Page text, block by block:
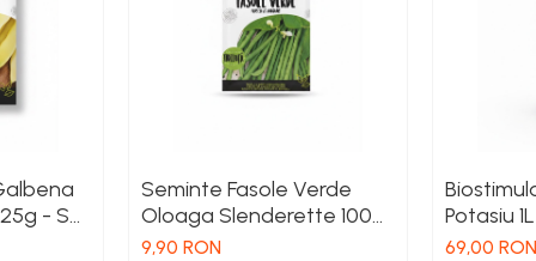
- Soi
Seminte Fasole Verde
Oloaga Slenderette 100g
- Soi Premium Fara Ate si
9,90 RON
Potasiu
69,00 RON